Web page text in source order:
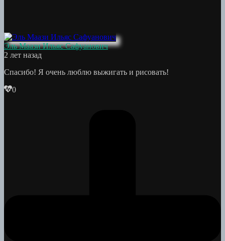
Эль Маази Ильяс Сафуанович
2 лет назад
Спасибо! Я очень люблю выжигать и рисовать!
0